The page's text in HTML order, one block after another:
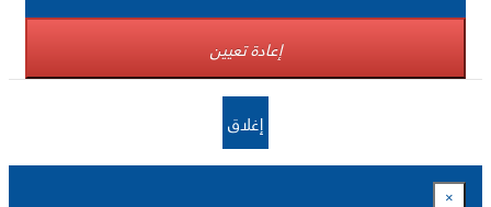
إعادة تعيين
إغلاق
×